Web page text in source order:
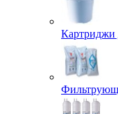
Картриджи